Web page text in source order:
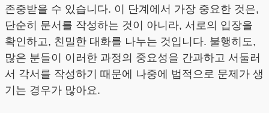
존중받을 수 있습니다. 이 단계에서 가장 중요한 것은,
단순히 문서를 작성하는 것이 아니라, 서로의 입장을
확인하고, 친밀한 대화를 나누는 것입니다. 불행히도,
많은 분들이 이러한 과정의 중요성을 간과하고 서둘러
서 각서를 작성하기 때문에 나중에 법적으로 문제가 생
기는 경우가 많아요.